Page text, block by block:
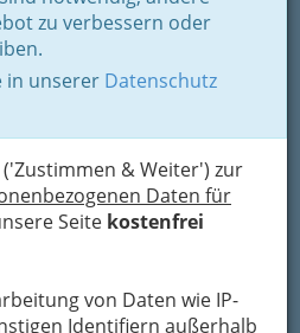
zu verbessern oder
in unserer Datenschutz
('Zustimmen & Weiter') zur
Daten für
Seite kostenfrei
von Daten wie IP-
Identifiern außerhalb
Elektro-